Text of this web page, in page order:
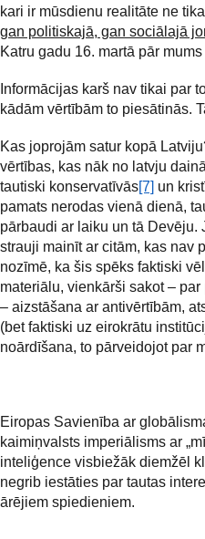
kari ir mūsdienu realitāte ne
gan politiskajā, gan sociālajā
Katru gadu 16. martā pār
Informācijas karš nav tikai par
kādām vērtībām to piesātinās.
Kas joprojām satur kopā
vērtības, kas nāk no latvju
tautiski konservatīvās[7] un
pamats nerodas vienā dienā,
pārbaudi ar laiku un tā Devēju.
strauji mainīt ar citām, kas nav
nozīmē, ka šis spēks faktiski
materiālu, vienkārši sakot –
– aizstāšana ar antivērtībām,
(bet faktiski uz eirokrātu
noārdīšana, to pārveidojot par
Eiropas Savienība ar
kaimiņvalsts imperiālisms ar
inteliģence visbiežāk diemžēl
negrib iestāties par tautas
ārējiem spiedieniem.